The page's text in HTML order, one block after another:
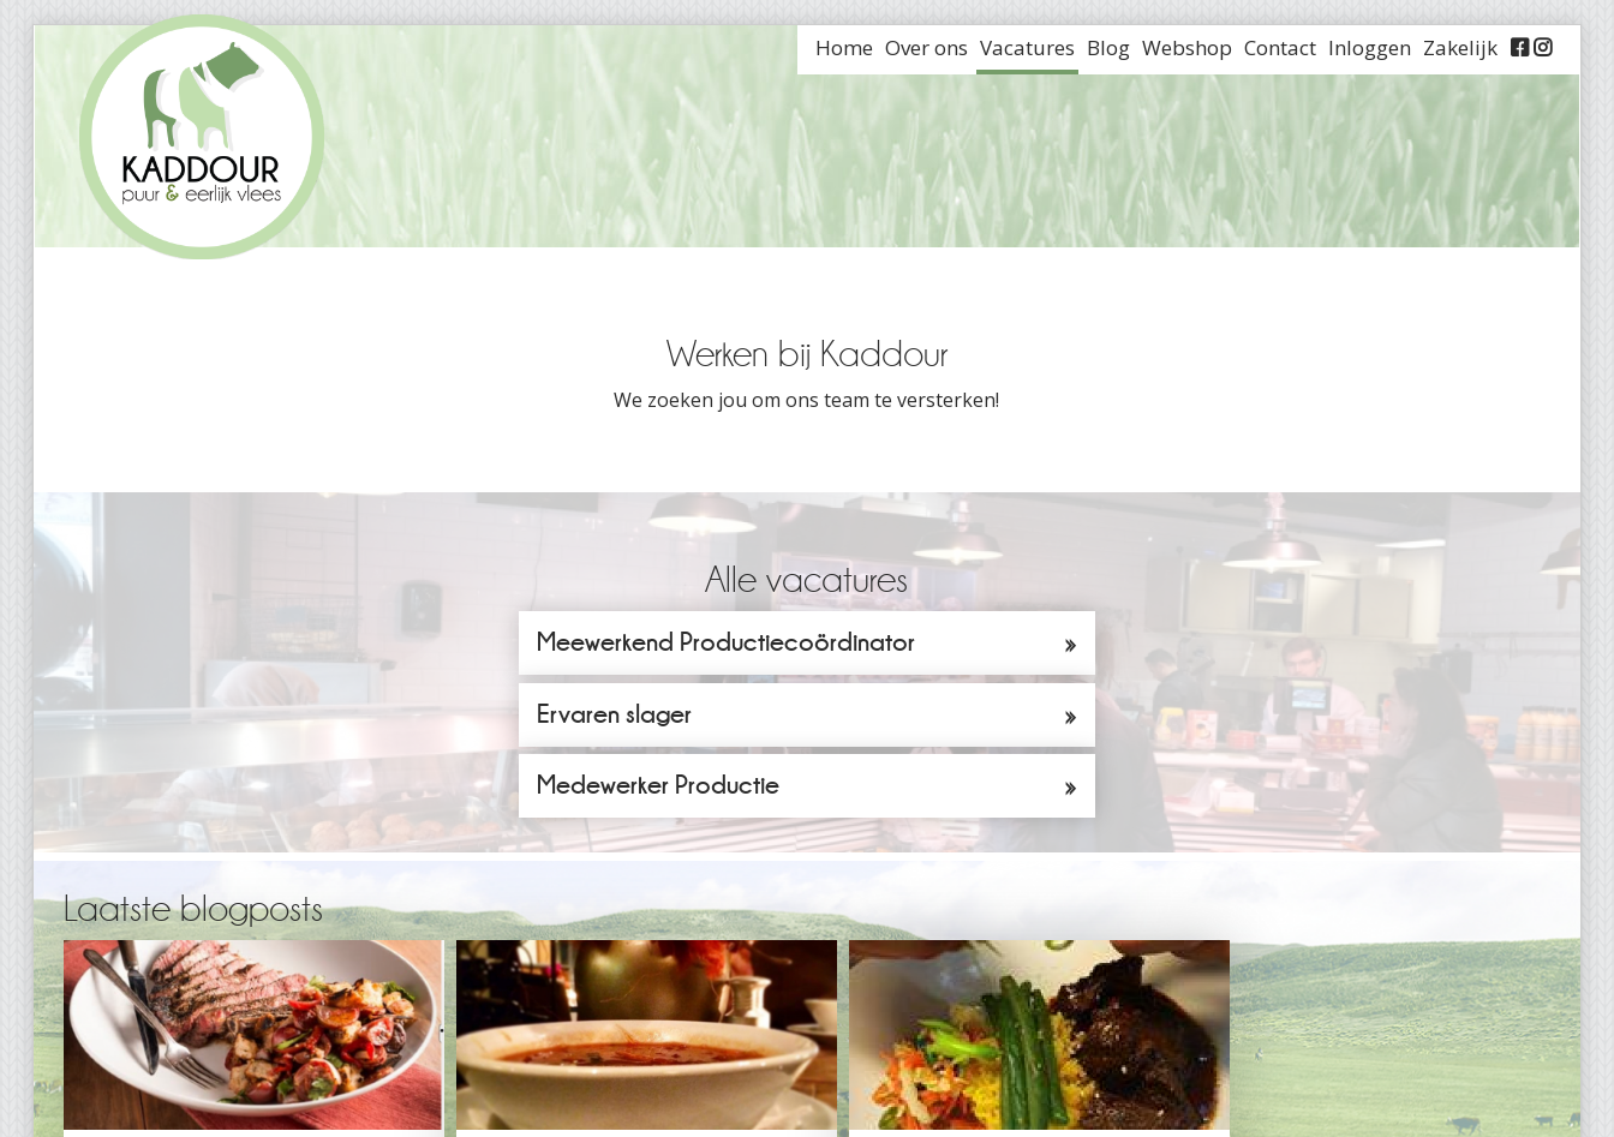


Zakelijk
Inloggen
Contact
Webshop
Blog
Vacatures
Over ons
Home
Werken bij Kaddour
We zoeken jou om ons team te versterken!
Alle vacatures
Meewerkend Productiecoördinator »
Ervaren slager »
Medewerker Productie »
Laatste blogposts